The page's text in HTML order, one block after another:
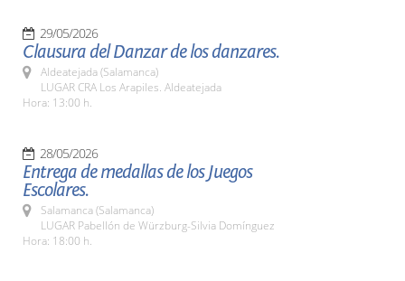
29/05/2026
Clausura del Danzar de los danzares.
Aldeatejada (Salamanca)
LUGAR CRA Los Arapiles. Aldeatejada
Hora: 13:00 h.
28/05/2026
Entrega de medallas de los Juegos
Escolares.
Salamanca (Salamanca)
LUGAR Pabellón de Würzburg-Silvia Domínguez
Hora: 18:00 h.